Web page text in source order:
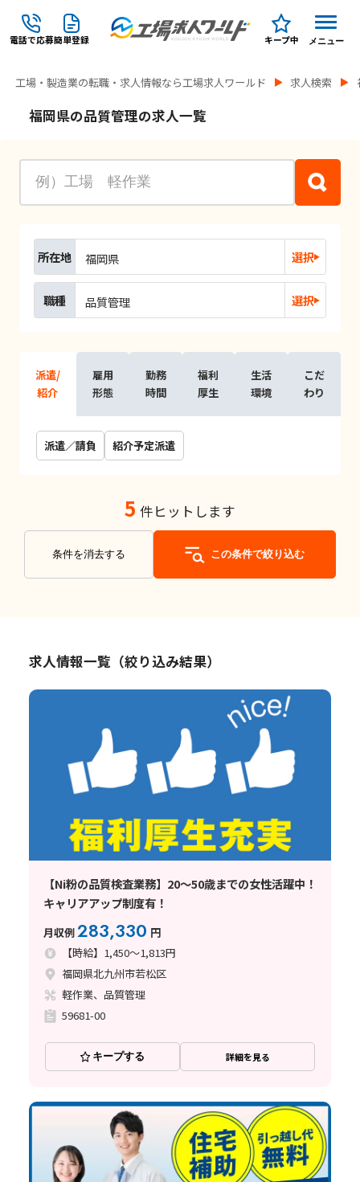
電話で応募簡単登録 キープ中 メニュー
工場・製造業の転職・求人情報なら工場求人ワールド 求人検索
福岡県の品質管理の求人一覧
所在地 福岡県 選択
職種 品質管理 選択
派遣/
紹介
雇用
形態
勤務
時間
福利
厚生
生活
環境
こだ
わり
派遣／請負 紹介予定派遣
5 件ヒットします
条件を消去する この条件で絞り込む
求人情報一覧（絞り込み結果）
【Ni粉の品質検査業務】20～50歳までの女性活躍中！
キャリアアップ制度有！
月収例283,330 円
【時給】1,450～1,813円
福岡県北九州市若松区
軽作業、品質管理
59681-00
キープする 詳細を見る